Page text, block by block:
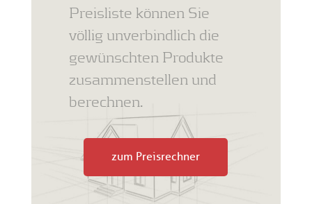
Preisliste können Sie
völlig unverbindlich die
gewünschten Produkte
zusammenstellen und
berechnen.
zum Preisrechner